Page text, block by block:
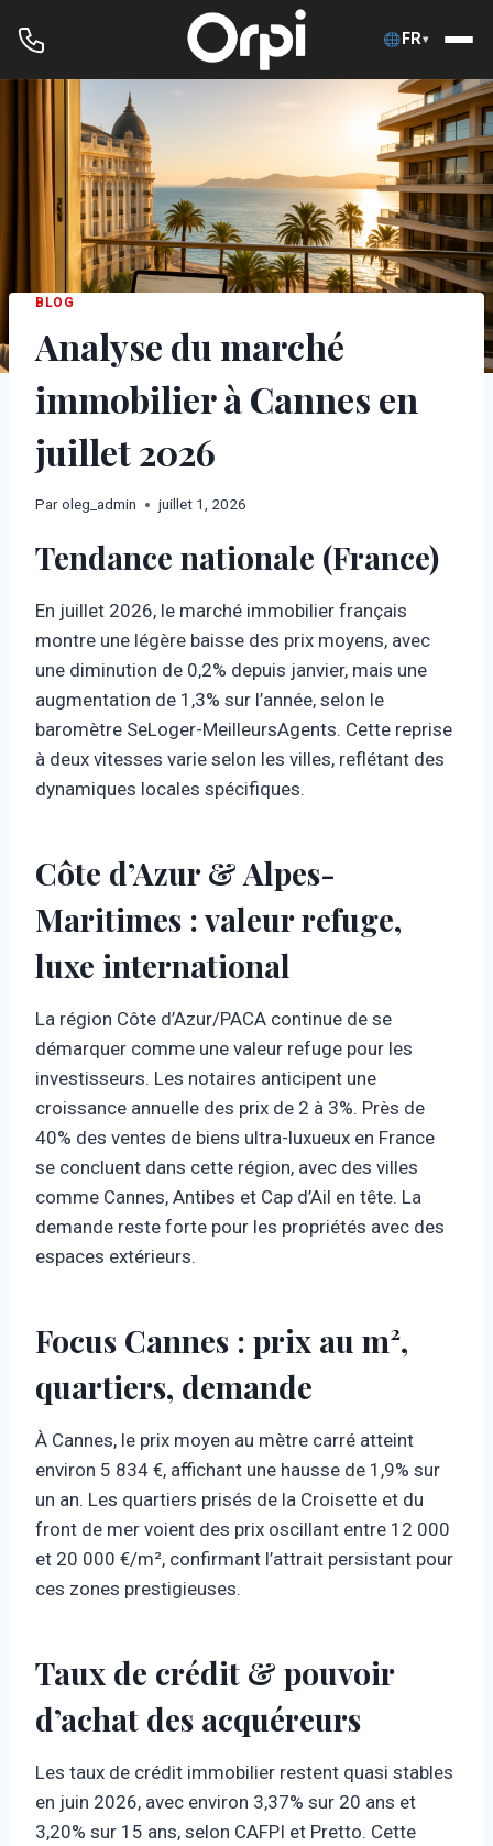
FR▾
contenu
BLOG
Analyse du marché
immobilier à Cannes en
juillet 2026
Paroleg_admin juillet 1, 2026
Tendance nationale (France)
En juillet 2026, le marché immobilier français
montre une légère baisse des prix moyens, avec
une diminution de 0,2% depuis janvier, mais une
augmentation de 1,3% sur l’année, selon le
baromètre SeLoger-MeilleursAgents. Cette reprise
à deux vitesses varie selon les villes, reflétant des
dynamiques locales spécifiques.
Côte d’Azur & Alpes-
Maritimes : valeur refuge,
luxe international
La région Côte d’Azur/PACA continue de se
démarquer comme une valeur refuge pour les
investisseurs. Les notaires anticipent une
croissance annuelle des prix de 2 à 3%. Près de
40% des ventes de biens ultra-luxueux en France
se concluent dans cette région, avec des villes
comme Cannes, Antibes et Cap d’Ail en tête. La
demande reste forte pour les propriétés avec des
espaces extérieurs.
Focus Cannes : prix au m²,
quartiers, demande
À Cannes, le prix moyen au mètre carré atteint
environ 5 834 €, affichant une hausse de 1,9% sur
un an. Les quartiers prisés de la Croisette et du
front de mer voient des prix oscillant entre 12 000
et 20 000 €/m², confirmant l’attrait persistant pour
ces zones prestigieuses.
Taux de crédit & pouvoir
d’achat des acquéreurs
Les taux de crédit immobilier restent quasi stables
en juin 2026, avec environ 3,37% sur 20 ans et
3,20% sur 15 ans, selon CAFPI et Pretto. Cette